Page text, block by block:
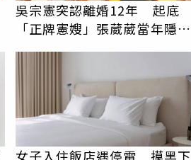
吳宗憲突認離婚12年 起底
「正牌憲嫂」張葳葳當年隱婚
女子入住飯店遇停電 摸黑下